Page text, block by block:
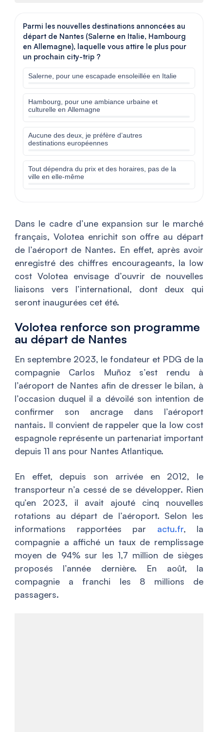
Parmi les nouvelles destinations annoncées au
départ de Nantes (Salerne en Italie, Hambourg
en Allemagne), laquelle vous attire le plus pour
un prochain city-trip ?
Salerne, pour une escapade ensoleillée en Italie
Hambourg, pour une ambiance urbaine et
culturelle en Allemagne
Aucune des deux, je préfère d’autres
destinations européennes
Tout dépendra du prix et des horaires, pas de la
ville en elle-même
Dans le cadre d’une expansion sur le marché
français, Volotea enrichit son offre au départ
de l’aéroport de Nantes. En effet, après avoir
enregistré des chiffres encourageants, la low
cost Volotea envisage d’ouvrir de nouvelles
liaisons vers l’international, dont deux qui
seront inaugurées cet été.
Volotea renforce son programme
au départ de Nantes
En septembre 2023, le fondateur et PDG de la
compagnie Carlos Muñoz s’est rendu à
l’aéroport de Nantes afin de dresser le bilan, à
l’occasion duquel il a dévoilé son intention de
confirmer son ancrage dans l’aéroport
nantais. Il convient de rappeler que la low cost
espagnole représente un partenariat important
depuis 11 ans pour Nantes Atlantique.
En effet, depuis son arrivée en 2012, le
transporteur n’a cessé de se développer. Rien
qu’en 2023, il avait ajouté cinq nouvelles
rotations au départ de l’aéroport. Selon les
informations rapportées par actu.fr, la
compagnie a affiché un taux de remplissage
moyen de 94% sur les 1,7 million de sièges
proposés l’année dernière. En août, la
compagnie a franchi les 8 millions de
passagers.